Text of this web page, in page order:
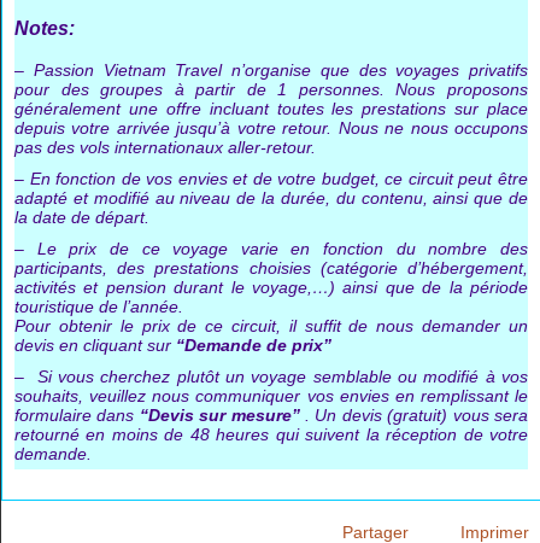
Notes:
– Passion Vietnam Travel n’organise que des voyages privatifs
pour des groupes à partir de 1 personnes. Nous proposons
généralement une offre incluant toutes les prestations sur place
depuis votre arrivée jusqu’à votre retour. Nous ne nous occupons
pas des vols internationaux aller-retour.
– En fonction de vos envies et de votre budget, ce circuit peut être
adapté et modifié au niveau de la durée, du contenu, ainsi que de
la date de départ.
– Le prix de ce voyage varie en fonction du nombre des
participants, des prestations choisies (catégorie d’hébergement,
activités et pension durant le voyage,…) ainsi que de la période
touristique de l’année.
Pour obtenir le prix de ce circuit, il suffit de nous demander un
devis en cliquant sur “Demande de prix”
– Si vous cherchez plutôt un voyage semblable ou modifié à vos
souhaits, veuillez nous communiquer vos envies en remplissant le
formulaire dans “Devis sur mesure”. Un devis (gratuit) vous sera
retourné en moins de 48 heures qui suivent la réception de votre
demande.
Imprimer
Partager